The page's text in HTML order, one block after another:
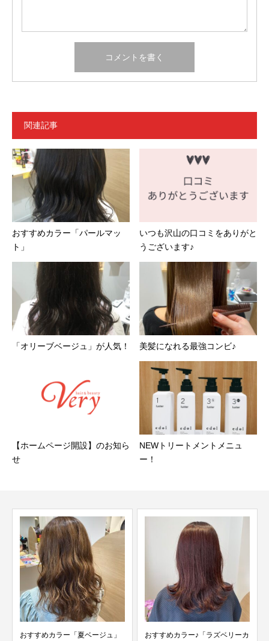
関連記事
おすすめカラー「パールマッ
ト」
いつも沢山の口コミをありがと
うございます♪
「オリーブベージュ」が人気！ 美髪になれる最強コンビ♪
【ホームページ開設】のお知ら
せ
NEWトリートメントメニュ
ー！
おすすめカラー「夏ベージュ」 おすすめカラー♪「ラズベリーカ